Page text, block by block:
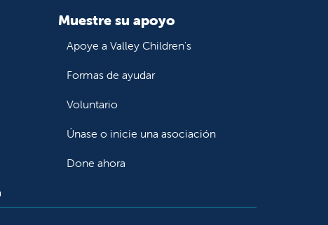
Muestre su apoyo
Apoye a Valley Children's
Formas de ayudar
Voluntario
Únase o inicie una asociación
Done ahora